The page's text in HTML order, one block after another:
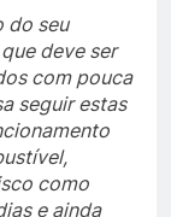
do seu
deve ser
com pouca
seguir estas
como
e ainda